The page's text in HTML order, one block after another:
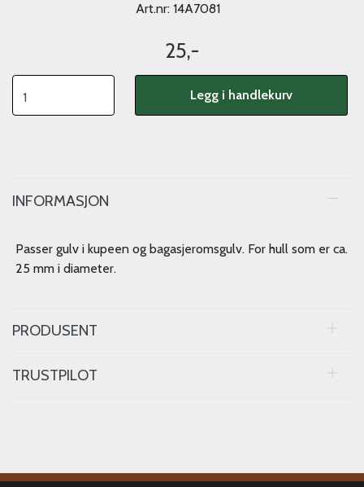
Art.nr: 14A7081
25,-
Legg i handlekurv
INFORMASJON
Passer gulv i kupeen og bagasjeromsgulv. For hull som er ca.
25 mm i diameter.
PRODUSENT
TRUSTPILOT